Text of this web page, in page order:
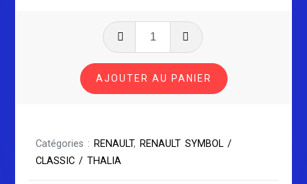
quantité
RENAULT
SYMBOL
SÉRIE
AJOUTER AU PANIER
Catégories : RENAULT, RENAULT SYMBOL /
CLASSIC / THALIA